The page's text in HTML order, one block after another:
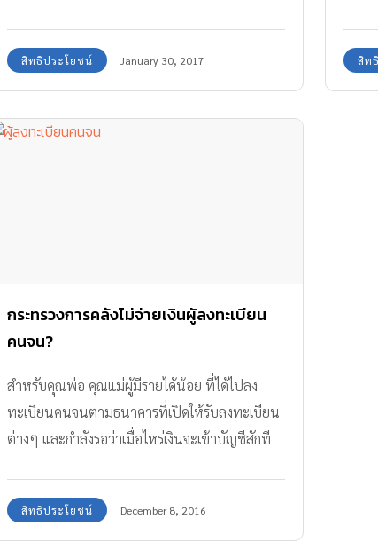
พฤษภาคม ในปีนี้
สิทธิประโยชน์ January 30, 2017
ซึ่งใน
สิท
กระทรวงการคลังไม่จ่ายเงินผู้ลงทะเบียน
คนจน?
สำหรับคุณพ่อ คุณแม่ผู้มีรายได้น้อย ที่ได้ไปลง
ทะเบียนคนจนตามธนาคารที่เปิดให้รับลงทะเบียน
ต่างๆ และกำลังรอว่าเมื่อไหร่เงินจะเข้าบัญชีสักที
มาฝากกันค่ะ
สิทธิประโยชน์ December 8, 2016